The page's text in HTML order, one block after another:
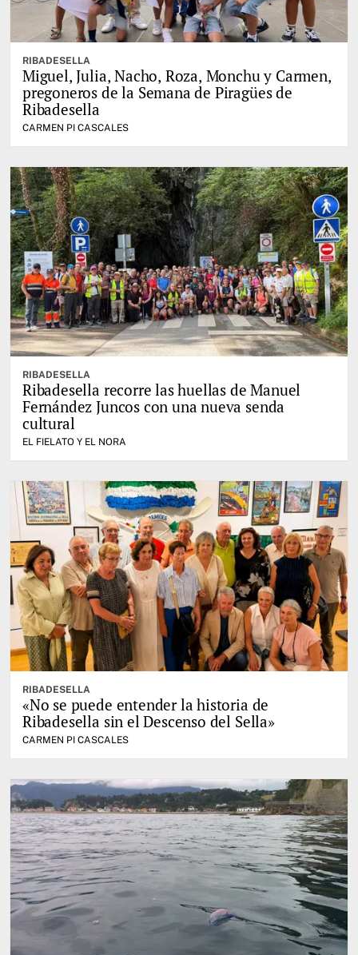
RIBADESELLA
Miguel, Julia, Nacho, Roza, Monchu y Carmen,
pregoneros de la Semana de Piragües de
Ribadesella
CARMEN PI CASCALES
RIBADESELLA
Ribadesella recorre las huellas de Manuel
Fernández Juncos con una nueva senda
cultural
EL FIELATO Y EL NORA
RIBADESELLA
«No se puede entender la historia de
Ribadesella sin el Descenso del Sella»
CARMEN PI CASCALES